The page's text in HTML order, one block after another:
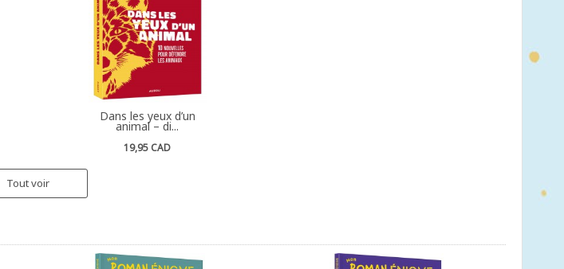
Dans les yeux d’un
animal – di...
19,95 CAD
Tout voir